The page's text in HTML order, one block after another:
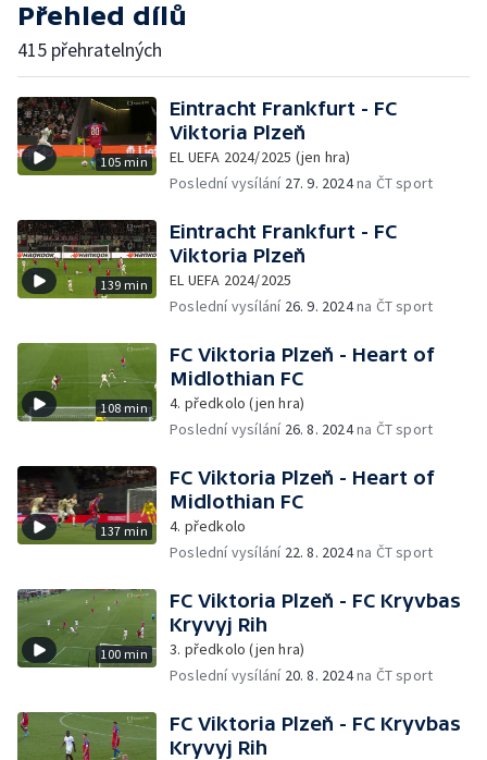
Přehled dílů
415 přehratelných
105 min
Eintracht Frankfurt - FC
Viktoria Plzeň
EL UEFA 2024/2025 (jen hra)
Poslední vysílání 27. 9. 2024na ČT sport
139 min
Eintracht Frankfurt - FC
Viktoria Plzeň
EL UEFA 2024/2025
Poslední vysílání 26. 9. 2024na ČT sport
108 min
FC Viktoria Plzeň - Heart of
Midlothian FC
4. předkolo (jen hra)
Poslední vysílání 26. 8. 2024na ČT sport
137 min
FC Viktoria Plzeň - Heart of
Midlothian FC
4. předkolo
Poslední vysílání 22. 8. 2024na ČT sport
100 min
FC Viktoria Plzeň - FC Kryvbas
Kryvyj Rih
3. předkolo (jen hra)
Poslední vysílání 20. 8. 2024na ČT sport
FC Viktoria Plzeň - FC Kryvbas
Kryvyj Rih